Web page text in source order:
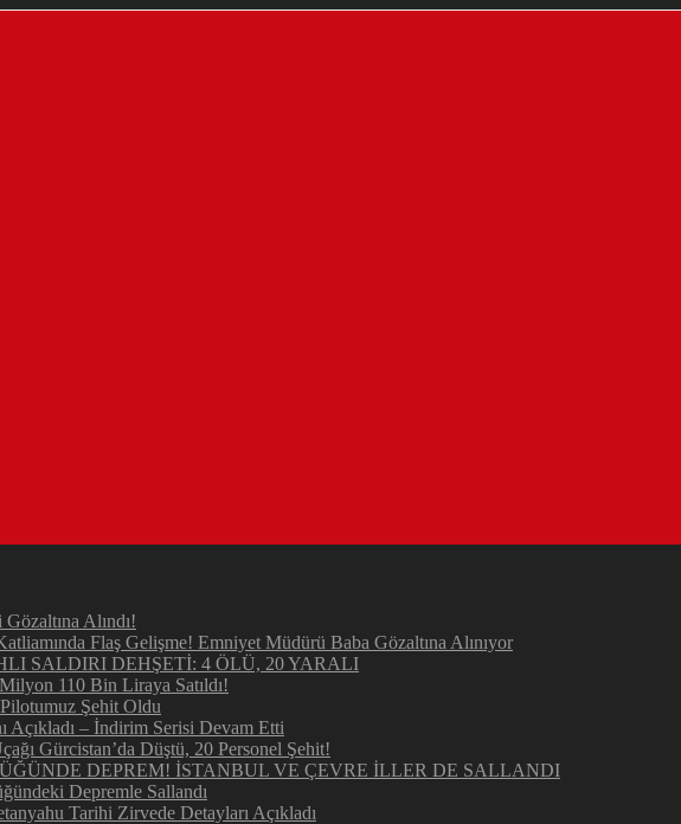
Alındı!
Flaş Gelişme! Emniyet Müdürü Baba Gözaltına Alınıyor
SALDIRI DEHŞETİ: 4 ÖLÜ, 20 YARALI
110 Bin Liraya Satıldı!
Şehit Oldu
– İndirim Serisi Devam Etti
Gürcistan’da Düştü, 20 Personel Şehit!
DEPREM! İSTANBUL VE ÇEVRE İLLER DE SALLANDI
Depremle Sallandı
Tarihi Zirvede Detayları Açıkladı